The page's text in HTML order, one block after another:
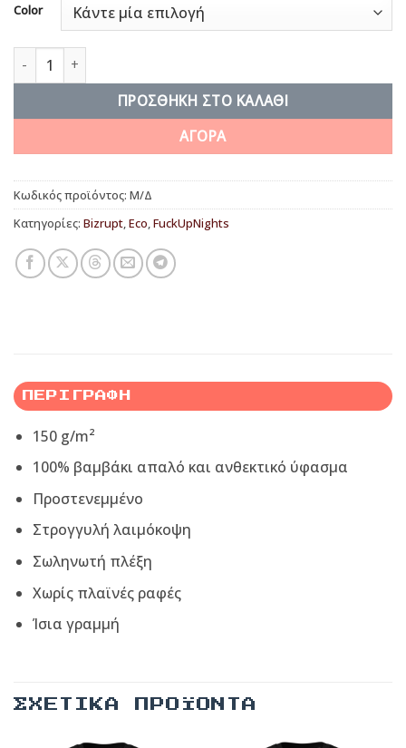
Color
Keep Failing – Just Don’t Quit ποσότητα
ΠΡΟΣΘΉΚΗ ΣΤΟ ΚΑΛΆΘΙ
ΑΓΟΡΑ
Κωδικός προϊόντος: Μ/Δ
Κατηγορίες: Bizrupt,Eco,FuckUpNights
ΠΕΡΙΓΡΑΦΉ
150 g/m²
100% βαμβάκι απαλό και ανθεκτικό ύφασμα
Προστενεμμένο
Στρογγυλή λαιμόκοψη
Σωληνωτή πλέξη
Xωρίς πλαϊνές ραφές
Ίσια γραμμή
ΣΧΕΤΙΚΆ ΠΡΟΪΌΝΤΑ